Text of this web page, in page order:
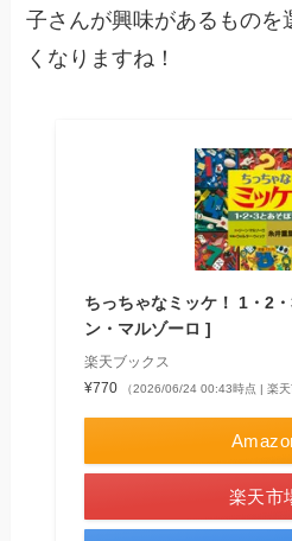
子さんが興味があるものを
くなりますね！
ちっちゃなミッケ！ 1・2
ン・マルゾーロ ]
楽天ブックス
¥770
（2026/06/24 00:43時点 | 楽天
楽天市